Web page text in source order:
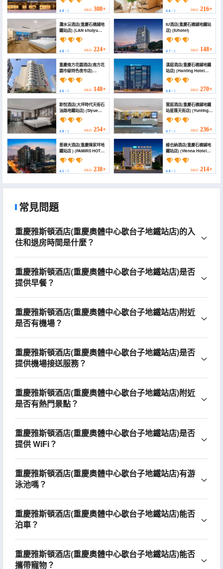
Times Tianjie Yuzhou
Road))
4.8 / 5 HKD 308+
Station))
4.6/ 5 HKD 216+
瀾水沄酒店(重慶石橋鋪地
鐵站店) (LAN shuiyu
hotel(Chongqing
Shiqiaopu subway
station store))
4.8 / 5 HKD 224+
IU酒店(重慶石橋鋪地鐵站
店) (IUhotel)
4.7/ 5 HKD 148+
重慶南方花園酒店(南方花
園市級特色夜市店)
(South Garden Hotel)
4.6 / 5 HKD 148+
漢庭酒店(重慶石橋鋪地鐵
站店) (Hanting Hotel
(Chongqing Shiqiaopu
Subway Station
Branch))
4.8/ 5 HKD 270+
斯悅酒店(大坪時代天街石
油路地鐵站店) (Siyue
Hotel (Shiyoulu Subway
Station Branch, Shidai
Tianjie, Daping))
4.8 / 5 HKD 254+
雲庭酒店(重慶石橋鋪地鐵
站星匯天街店) (Yunting
Hotel (Shiqiaopu
Subway Station))
4.7/ 5 HKD 236+
葱嶺大酒店(重慶陳家坪地
鐵站店 ) (PAMIRS HOTEL
(Chongqing
Chenjiaping Subway
Station))
4.5 / 5 HKD 238+
維也納酒店(重慶石橋鋪地
鐵站店) (Vienna Hotel
(Chongqing Shiqiaopu
Metro Station))
4.8/ 5 HKD 214+
常見問題
重慶雅斯頓酒店(重慶奧體中心歇台子地鐵站店)的入
住和退房時間是什麼？
重慶雅斯頓酒店(重慶奧體中心歇台子地鐵站店)是否
提供早餐？
重慶雅斯頓酒店(重慶奧體中心歇台子地鐵站店)附近
是否有機場？
重慶雅斯頓酒店(重慶奧體中心歇台子地鐵站店)是否
提供機場接送服務？
重慶雅斯頓酒店(重慶奧體中心歇台子地鐵站店)附近
是否有熱門景點？
重慶雅斯頓酒店(重慶奧體中心歇台子地鐵站店)是否
提供 WiFi？
重慶雅斯頓酒店(重慶奧體中心歇台子地鐵站店)有游
泳池嗎？
重慶雅斯頓酒店(重慶奧體中心歇台子地鐵站店)能否
泊車？
重慶雅斯頓酒店(重慶奧體中心歇台子地鐵站店)能否
攜帶寵物？